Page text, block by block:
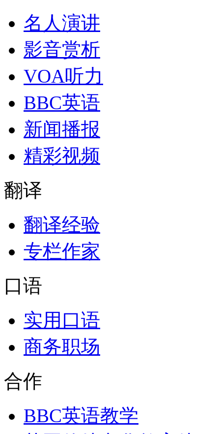
名人演讲
影音赏析
VOA听力
BBC英语
新闻播报
精彩视频
翻译
翻译经验
专栏作家
口语
实用口语
商务职场
合作
BBC英语教学